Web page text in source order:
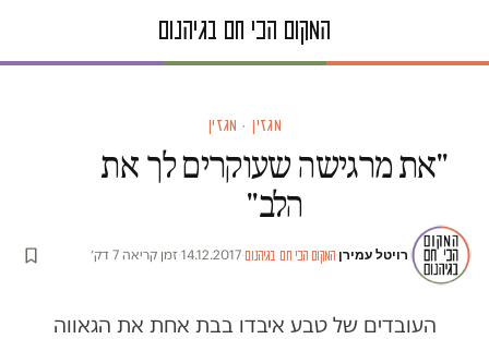
מגזין · מגזין
"את מרגישה שעוקרים לך את
הלב"
רויטל עמירן·המקום הכי חם בגיהנום·
14.12.2017
·זמן קריאה 7 דק׳
העובדים של טבע איבדו בבת אחת את הגאווה